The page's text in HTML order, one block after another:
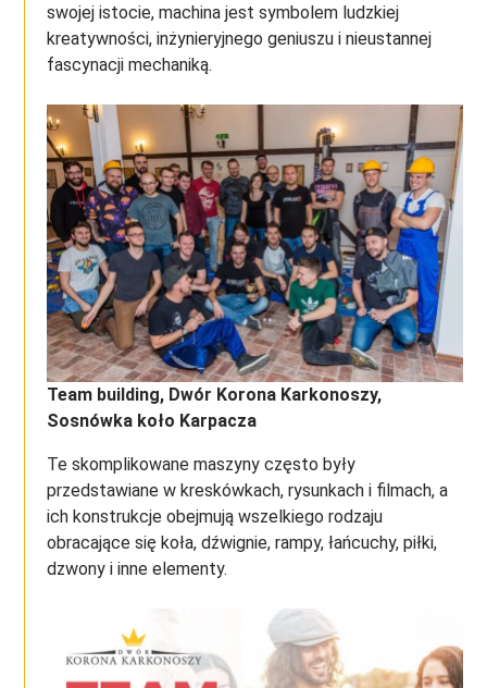
swojej istocie, machina jest symbolem ludzkiej
kreatywności, inżynieryjnego geniuszu i nieustannej
fascynacji mechaniką.
Team building, Dwór Korona Karkonoszy,
Sosnówka koło Karpacza
Te skomplikowane maszyny często były
przedstawiane w kreskówkach, rysunkach i filmach, a
ich konstrukcje obejmują wszelkiego rodzaju
obracające się koła, dźwignie, rampy, łańcuchy, piłki,
dzwony i inne elementy.